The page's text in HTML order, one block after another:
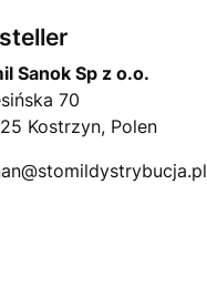
Sanok Sp z o.o.
70
Kostrzyn, Polen